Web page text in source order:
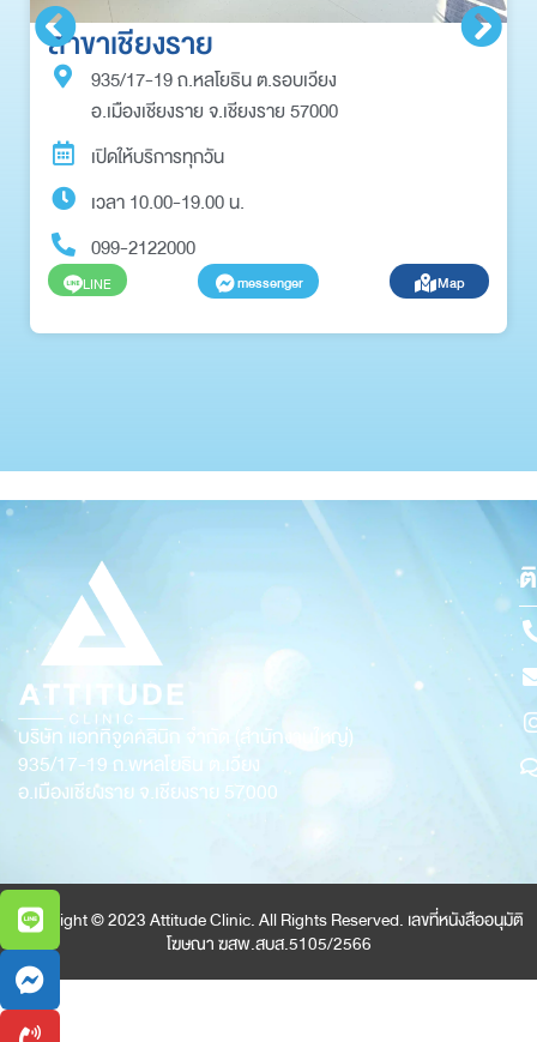
สาขาเชียงราย
935/17-19 ถ.หลโยธิน ต.รอบเวียง
อ.เมืองเชียงราย จ.เชียงราย 57000
เปิดให้บริการทุกวัน
เวลา 10.00-19.00 น.
099-2122000
LINE messenger Map
บริษัท แอททิจูดคลินิก จำกัด (สำนักงานใหญ่)
935/17-19 ถ.พหลโยธิน ต.เวียง
อ.เมืองเชียงราย จ.เชียงราย 57000
Copyright © 2023 Attitude Clinic. All Rights Reserved. เลขที่หนังสืออนุมัติ
โฆษณา ฆสพ.สบส.5105/2566